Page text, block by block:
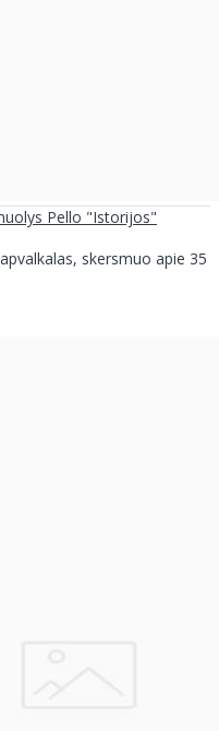
Pello "Istorijos"
skersmuo apie 35